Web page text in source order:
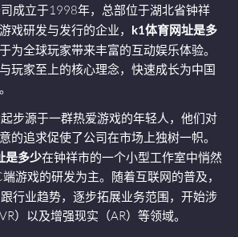
成立于1998年，总部位于湖北省钟祥
戏研发与发行的企业， k1体育网址是多
为全球玩家带来丰富的互动娱乐体验。
玩家至上的核心理念，快速成长为中国
步源于一群热爱游戏的年轻人，他们对
的追求促使了公司在市场上独树一帜。
是多少在钟祥市的一个小型工作室中悄然
游戏的研发为主。随着互联网的普及，
行业趋势，逐步拓展业务范围，开始涉
）以及增强现实（AR）等领域。